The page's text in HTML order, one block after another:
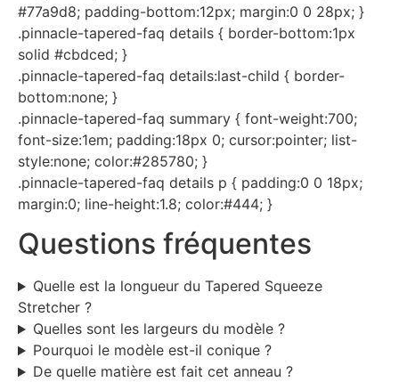
#77a9d8; padding-bottom:12px; margin:0 0 28px; }
.pinnacle-tapered-faq details { border-bottom:1px
solid #cbdced; }
.pinnacle-tapered-faq details:last-child { border-
bottom:none; }
.pinnacle-tapered-faq summary { font-weight:700;
font-size:1em; padding:18px 0; cursor:pointer; list-
style:none; color:#285780; }
.pinnacle-tapered-faq details p { padding:0 0 18px;
margin:0; line-height:1.8; color:#444; }
Questions fréquentes
Quelle est la longueur du Tapered Squeeze
Stretcher ?
Quelles sont les largeurs du modèle ?
Pourquoi le modèle est-il conique ?
De quelle matière est fait cet anneau ?